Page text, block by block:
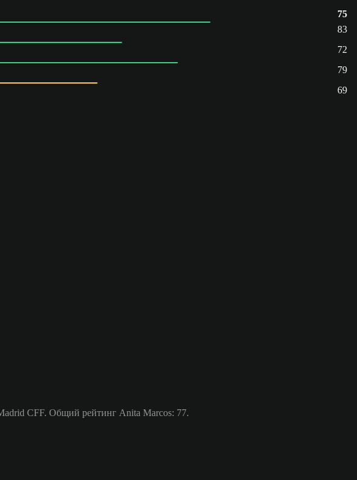
75
83
72
79
69
CFF. Общий рейтинг Anita Marcos: 77.